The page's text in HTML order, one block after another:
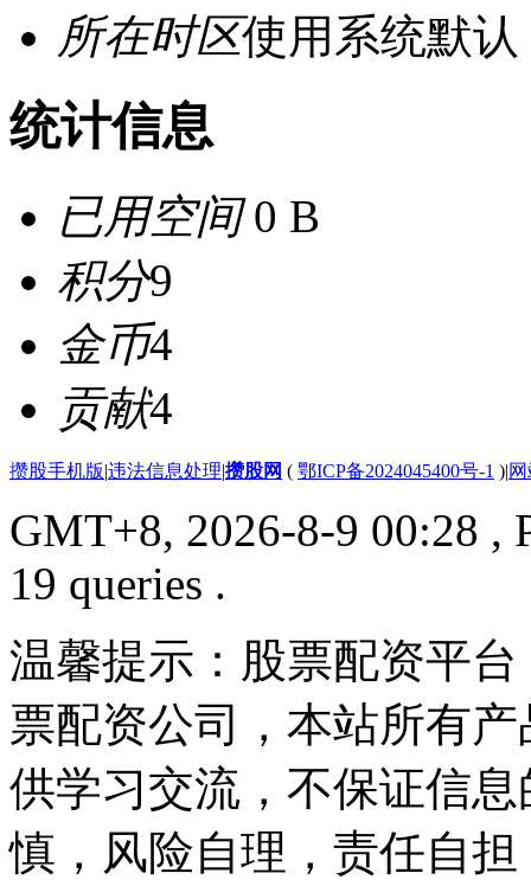
所在时区使用系统默认
统计信息
已用空间0 B
积分9
金币4
贡献4
攒股手机版|违法信息处理|攒股网 ( 鄂ICP备2024045400号-1 )|
GMT+8, 2026-8-9 00:28 ,
19 queries .
温馨提示：股票配资平
票配资公司，本站所有
供学习交流，不保证信
慎，风险自理，责任自